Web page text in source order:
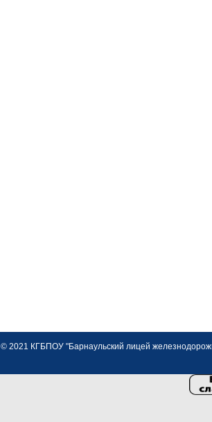
© 2021 КГБПОУ "Барнаульский лицей